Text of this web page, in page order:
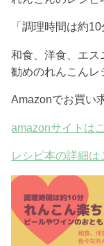
「調理時間は約
和食、洋食、エス
勧めのれんこんレ
Amazonでお買い
amazonサイトは
レシピ本の詳細は